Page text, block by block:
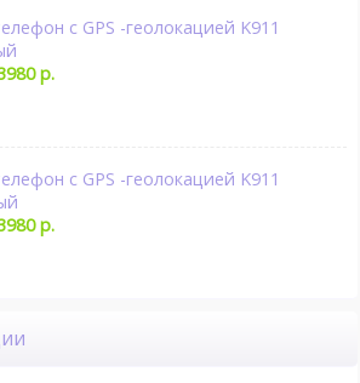
с GPS -геолокацией K911
р.
с GPS -геолокацией K911
р.